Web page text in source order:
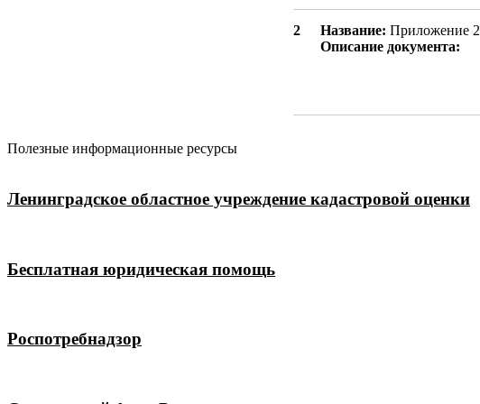
2 Название: Приложение 2
Описание документа:
Полезные информационные ресурсы
Ленинградское областное учреждение кадастровой оценки
Бесплатная юридическая помощь
Роспотребнадзор